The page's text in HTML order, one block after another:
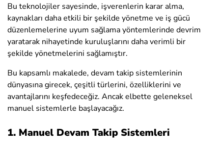
Bu teknolojiler sayesinde, işverenlerin karar alma,
kaynakları daha etkili bir şekilde yönetme ve iş gücü
düzenlemelerine uyum sağlama yöntemlerinde devrim
yaratarak nihayetinde kuruluşlarını daha verimli bir
şekilde yönetmelerini sağlamıştır.
Bu kapsamlı makalede, devam takip sistemlerinin
dünyasına girecek, çeşitli türlerini, özelliklerini ve
avantajlarını keşfedeceğiz. Ancak elbette geleneksel
manuel sistemlerle başlayacağız.
1. Manuel Devam Takip Sistemleri